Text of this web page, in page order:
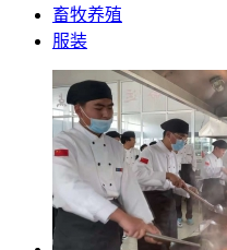
畜牧养殖
服装